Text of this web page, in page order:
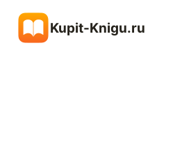
содержимому
Kupit-Knigu.ru